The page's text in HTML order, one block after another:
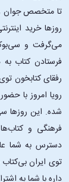
تا متخصص جوان
روزها خرید
می‌گرفت و
فرستادن کتاب
رفقای کتابخون
رویا امروز با
شده. این ‌روزها
فرهنگی و
دسترس به شما
توی ایران
داره با شما به